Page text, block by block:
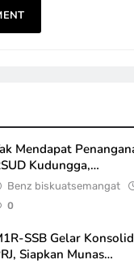
Mendapat
Kudungga,…
Benz biskuatsemangat
0
SSB Gelar
Siapkan Munas…